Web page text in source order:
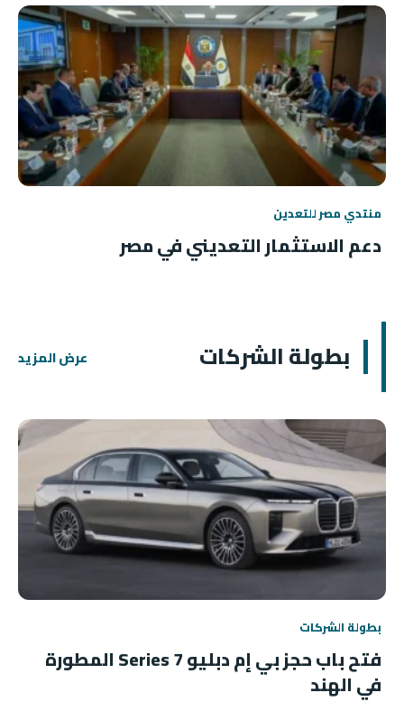
منتدي مصر للتعدين
دعم الاستثمار التعديني في مصر
بطولة الشركات عرض المزيد
بطولة الشركات
فتح باب حجز بي إم دبليو 7 Series المطورة
في الهند